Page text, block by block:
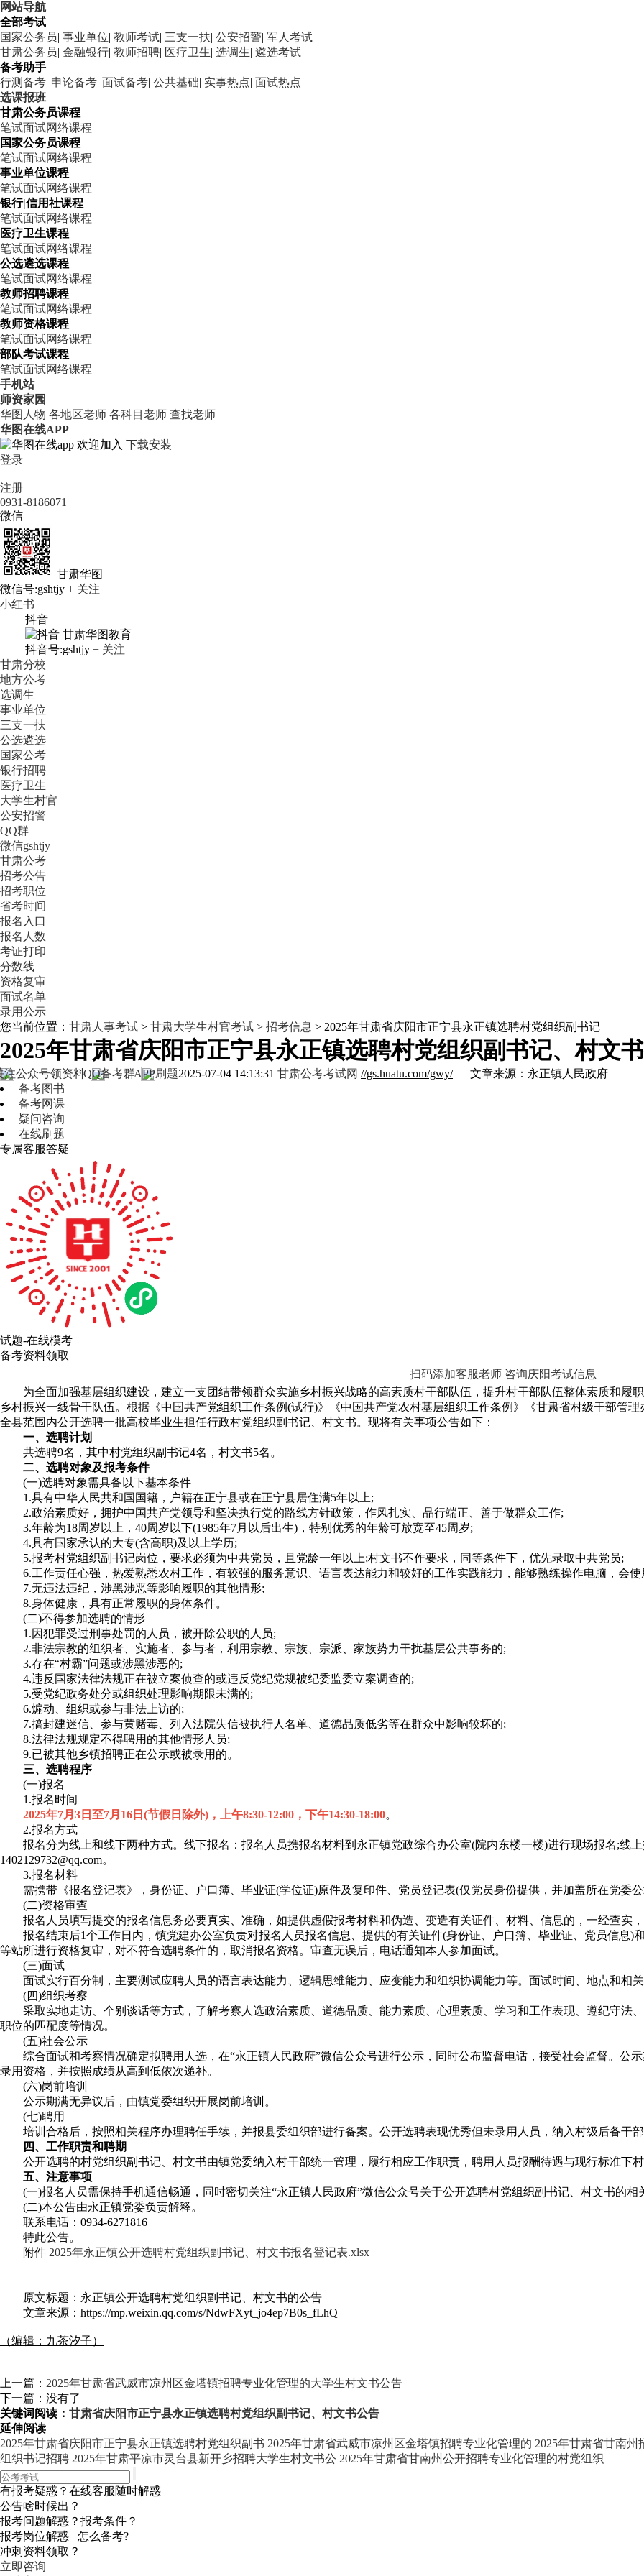
网站导航
全部考试
国家公务员| 事业单位| 教师考试| 三支一扶| 公安招警| 军人考试
甘肃公务员| 金融银行| 教师招聘| 医疗卫生| 选调生| 遴选考试
备考助手
行测备考| 申论备考| 面试备考| 公共基础| 实事热点| 面试热点
选课报班
甘肃公务员课程
笔试面试网络课程
国家公务员课程
笔试面试网络课程
事业单位课程
笔试面试网络课程
银行|信用社课程
笔试面试网络课程
医疗卫生课程
笔试面试网络课程
公选遴选课程
笔试面试网络课程
教师招聘课程
笔试面试网络课程
教师资格课程
笔试面试网络课程
部队考试课程
笔试面试网络课程
手机站
师资家园
华图人物 各地区老师 各科目老师 查找老师
华图在线APP
欢迎加入 下载安装
登录
|
注册
0931-8186071
微信
甘肃华图
微信号:gshtjy + 关注
小红书
抖音
甘肃华图教育
抖音号:gshtjy + 关注
甘肃分校
地方公考
选调生
事业单位
三支一扶
公选遴选
国家公考
银行招聘
医疗卫生
大学生村官
公安招警
QQ群
微信gshtjy
甘肃公考
招考公告
招考职位
省考时间
报名入口
报名人数
考证打印
分数线
资格复审
面试名单
录用公示
您当前位置： 甘肃人事考试 > 甘肃大学生村官考试 > 招考信息 > 2025年甘肃省庆阳市正宁县永正镇选聘村党组织副书记
2025年甘肃省庆阳市正宁县永正镇选聘村党组织副书记、村文
2025-07-04 14:13:31 甘肃公考考试网 //gs.huatu.com/gwy/
注公众号领资料QQ备考群APP刷题
文章来源：永正镇人民政府
备考图书
备考网课
疑问咨询
在线刷题
专属客服答疑
试题-在线模考
备考资料领取
扫码添加客服老师 咨询庆阳考试信息
为全面加强基层组织建设，建立一支团结带领群众实施乡村振兴战略的高素质村干部队伍，提升村干部队伍整体素质和履
乡村振兴一线骨干队伍。根据《中国共产党组织工作条例(试行)》《中国共产党农村基层组织工作条例》《甘肃省村级干部管
全县范围内公开选聘一批高校毕业生担任行政村党组织副书记、村文书。现将有关事项公告如下：
一、选聘计划
共选聘9名，其中村党组织副书记4名，村文书5名。
二、选聘对象及报考条件
(一)选聘对象需具备以下基本条件
1.具有中华人民共和国国籍，户籍在正宁县或在正宁县居住满5年以上;
2.政治素质好，拥护中国共产党领导和坚决执行党的路线方针政策，作风扎实、品行端正、善于做群众工作;
3.年龄为18周岁以上，40周岁以下(1985年7月以后出生)，特别优秀的年龄可放宽至45周岁;
4.具有国家承认的大专(含高职)及以上学历;
5.报考村党组织副书记岗位，要求必须为中共党员，且党龄一年以上;村文书不作要求，同等条件下，优先录取中共党员;
6.工作责任心强，热爱熟悉农村工作，有较强的服务意识、语言表达能力和较好的工作实践能力，能够熟练操作电脑，会使
7.无违法违纪，涉黑涉恶等影响履职的其他情形;
8.身体健康，具有正常履职的身体条件。
(二)不得参加选聘的情形
1.因犯罪受过刑事处罚的人员，被开除公职的人员;
2.非法宗教的组织者、实施者、参与者，利用宗教、宗族、宗派、家族势力干扰基层公共事务的;
3.存在“村霸”问题或涉黑涉恶的;
4.违反国家法律法规正在被立案侦查的或违反党纪党规被纪委监委立案调查的;
5.受党纪政务处分或组织处理影响期限未满的;
6.煽动、组织或参与非法上访的;
7.搞封建迷信、参与黄赌毒、列入法院失信被执行人名单、道德品质低劣等在群众中影响较坏的;
8.法律法规规定不得聘用的其他情形人员;
9.已被其他乡镇招聘正在公示或被录用的。
三、选聘程序
(一)报名
1.报名时间
2025年7月3日至7月16日(节假日除外)，上午8:30-12:00，下午14:30-18:00。
2.报名方式
报名分为线上和线下两种方式。线下报名：报名人员携报名材料到永正镇党政综合办公室(院内东楼一楼)进行现场报名;线
1402129732@qq.com。
3.报名材料
需携带《报名登记表》，身份证、户口簿、毕业证(学位证)原件及复印件、党员登记表(仅党员身份提供，并加盖所在党委
(二)资格审查
报名人员填写提交的报名信息务必要真实、准确，如提供虚假报考材料和伪造、变造有关证件、材料、信息的，一经查实
报名结束后1个工作日内，镇党建办公室负责对报名人员报名信息、提供的有关证件(身份证、户口簿、毕业证、党员信息)
等站所进行资格复审，对不符合选聘条件的，取消报名资格。审查无误后，电话通知本人参加面试。
(三)面试
面试实行百分制，主要测试应聘人员的语言表达能力、逻辑思维能力、应变能力和组织协调能力等。面试时间、地点和相
(四)组织考察
采取实地走访、个别谈话等方式，了解考察人选政治素质、道德品质、能力素质、心理素质、学习和工作表现、遵纪守法
职位的匹配度等情况。
(五)社会公示
综合面试和考察情况确定拟聘用人选，在“永正镇人民政府”微信公众号进行公示，同时公布监督电话，接受社会监督。公
录用资格，并按照成绩从高到低依次递补。
(六)岗前培训
公示期满无异议后，由镇党委组织开展岗前培训。
(七)聘用
培训合格后，按照相关程序办理聘任手续，并报县委组织部进行备案。公开选聘表现优秀但未录用人员，纳入村级后备干
四、工作职责和聘期
公开选聘的村党组织副书记、村文书由镇党委纳入村干部统一管理，履行相应工作职责，聘用人员报酬待遇与现行标准下
五、注意事项
(一)报名人员需保持手机通信畅通，同时密切关注“永正镇人民政府”微信公众号关于公开选聘村党组织副书记、村文书的相
(二)本公告由永正镇党委负责解释。
联系电话：0934-6271816
特此公告。
附件 2025年永正镇公开选聘村党组织副书记、村文书报名登记表.xlsx
原文标题：永正镇公开选聘村党组织副书记、村文书的公告
文章来源：https://mp.weixin.qq.com/s/NdwFXyt_jo4ep7B0s_fLhQ
（编辑：九茶汐子）
上一篇： 2025年甘肃省武威市凉州区金塔镇招聘专业化管理的大学生村文书公告
下一篇：没有了
关键词阅读： 甘肃省庆阳市正宁县永正镇选聘村党组织副书记、村文书公告
延伸阅读
2025年甘肃省庆阳市正宁县永正镇选聘村党组织副书 2025年甘肃省武威市凉州区金塔镇招聘专业化管理的 2025年甘肃省甘南
组织书记招聘 2025年甘肃平凉市灵台县新开乡招聘大学生村文书公 2025年甘肃省甘南州公开招聘专业化管理的村党组织
有报考疑惑？在线客服随时解惑
公告啥时候出？
报考问题解惑？报考条件？
报考岗位解惑 怎么备考?
冲刺资料领取？
立即咨询